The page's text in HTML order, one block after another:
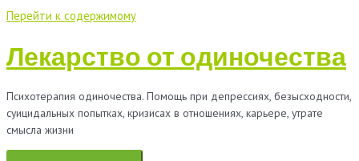
Перейти к содержимому
Лекарство от одиночества
Психотерапия одиночества. Помощь при депрессиях, безысходности,
суицидальных попытках, кризисах в отношениях, карьере, утрате
смысла жизни